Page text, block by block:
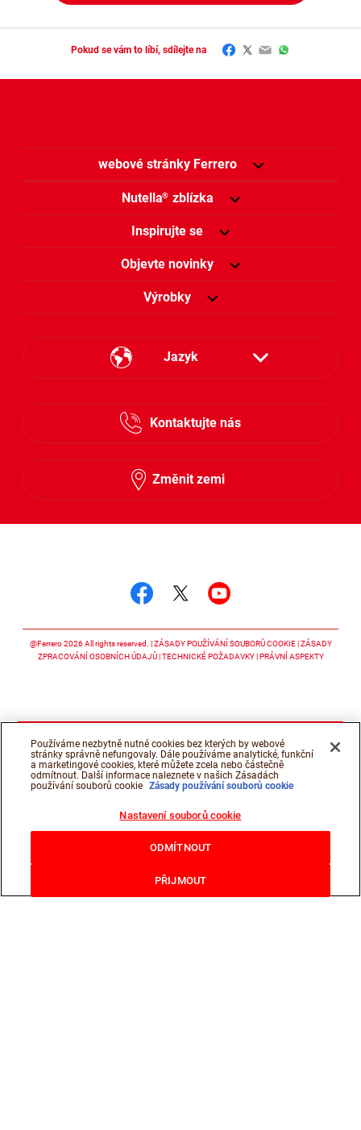
Pokud se vám to líbí, sdílejte na Facebook
Twitter
EmailWhatsApp
webové stránky Ferrero
Nutella® zblízka
Inspirujte se
Objevte novinky
Výrobky
Jazyk
Česky
Kontaktujte nás
Změnit zemi
@Ferrero 2026 All rights reserved. ZÁSADY POUŽÍVÁNÍ SOUBORŮ COOKIE ZÁSADY
ZPRACOVÁNÍ OSOBNÍCH ÚDAJŮ TECHNICKÉ POŽADAVKY PRÁVNÍ ASPEKTY
Používáme nezbytně nutné cookies bez kterých by webové
stránky správně nefungovaly. Dále používáme analytické, funkční
a marketingové cookies, které můžete zcela nebo částečně
odmítnout. Další informace naleznete v našich Zásadách
používání souborů cookie Zásady používání souborů cookie
Nastavení souborů cookie
ODMÍTNOUT
PŘIJMOUT